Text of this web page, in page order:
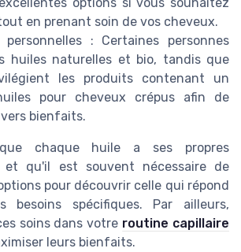
en prenant soin de vos cheveux.
personnelles : Certaines personnes
huiles naturelles et bio, tandis que
les produits contenant un
pour cheveux crépus afin de
bienfaits.
chaque huile a ses propres
et qu'il est souvent nécessaire de
pour découvrir celle qui répond
spécifiques. Par ailleurs,
soins dans votre routine capillaire
leurs bienfaits.